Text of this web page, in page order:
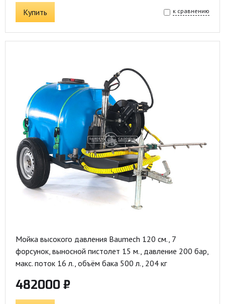
Купить к сравнению
Мойка высокого давления Baumech 120 см., 7
форсунок, выносной пистолет 15 м., давление 200 бар,
макс. поток 16 л., объём бака 500 л., 204 кг
482000 ₽